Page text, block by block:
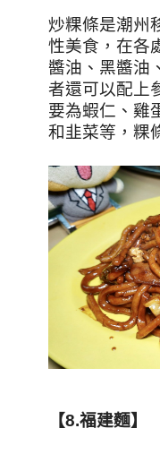
炒粿條是潮州
性美食，在各
醬油、黑醬油
者還可以配上
要為蝦仁、雞
和韭菜等，粿
【8.福建麵】